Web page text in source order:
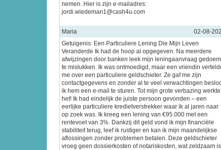
nemen. Hier is zijn e-mailadres:
jordi.wiedeman1@cash4u.com
Maria
02-08-
Getuigenis: Een Particuliere Lening Die Mijn Leven
Veranderde Ik had de hoop al opgegeven. Na meerdere
afwijzingen door banken leek mijn leningaanvraag
te mislukken. Ik was ontmoedigd, maar een vriendin
me over een particuliere geldschieter. Ze gaf me zijn
contactgegevens en zonder al te veel verwachtingen
ik hem een e-mail te sturen. Tot mijn grote verbazing werkte
het! Ik had eindelijk de juiste persoon gevonden – een
eerlijke particuliere kredietverstrekker waar ik al jaren naar
op zoek was. Ik kreeg een lening van €95.000 met een
rentevoet van 3%. Dankzij dit geld vond ik mijn financiële
stabiliteit terug, leef ik rustiger en kan ik mijn maandelijkse
aflossingen zonder problemen betalen. Deze geldschieter
vroeg geen dossierkosten of notariskosten, wat zeldzaam is